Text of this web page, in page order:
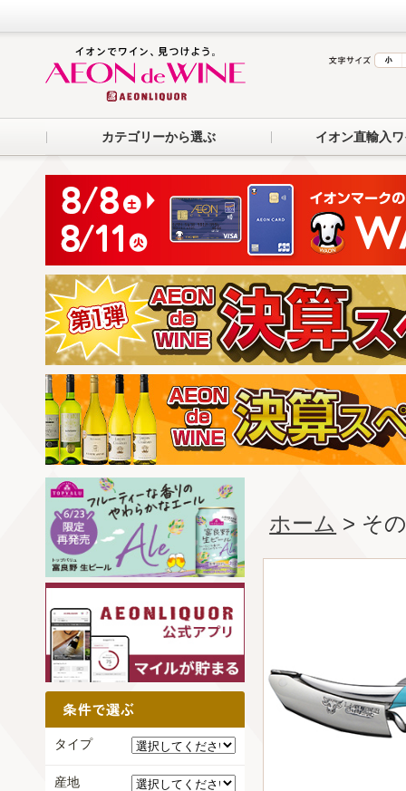
カテゴリーから選ぶ イオン直輸入
ホーム > そ
タイプ
産地